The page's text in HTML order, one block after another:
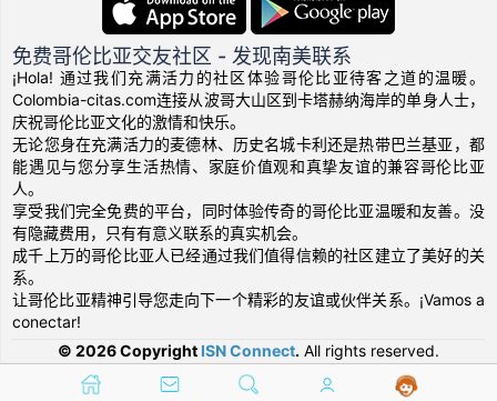
免费哥伦比亚交友社区 - 发现南美联系
¡Hola! 通过我们充满活力的社区体验哥伦比亚待客之道的温暖。
Colombia-citas.com连接从波哥大山区到卡塔赫纳海岸的单身人士，
庆祝哥伦比亚文化的激情和快乐。
无论您身在充满活力的麦德林、历史名城卡利还是热带巴兰基亚，都
能遇见与您分享生活热情、家庭价值观和真挚友谊的兼容哥伦比亚
人。
享受我们完全免费的平台，同时体验传奇的哥伦比亚温暖和友善。没
有隐藏费用，只有有意义联系的真实机会。
成千上万的哥伦比亚人已经通过我们值得信赖的社区建立了美好的关
系。
让哥伦比亚精神引导您走向下一个精彩的友谊或伙伴关系。¡Vamos a
conectar!
© 2026 Copyright ISN Connect. All rights reserved.